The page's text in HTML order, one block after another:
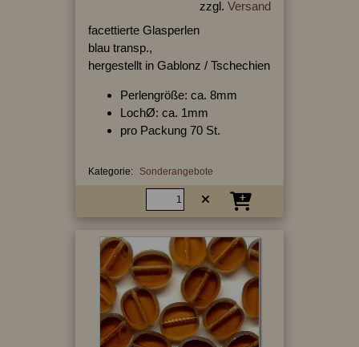
zzgl. Versand
facettierte Glasperlen
blau transp.,
hergestellt in Gablonz / Tschechien
Perlengröße: ca. 8mm
LochØ: ca. 1mm
pro Packung 70 St.
Kategorie: Sonderangebote